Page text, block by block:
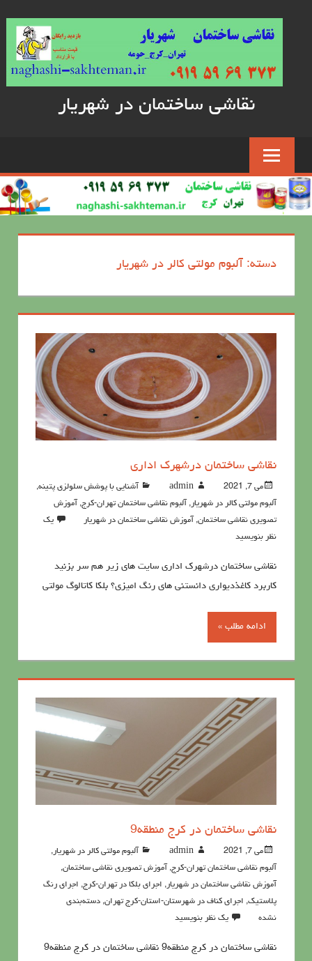
نقاشی ساختمان در شهریار
دسته: آلبوم مولتی کالر در شهریار
نقاشی ساختمان درشهرک اداری
می 7, 2021 admin آشنايي با پوشش سلولزي پتينه,
آلبوم مولتی کالر در شهریار, آلبوم نقاشی ساختمان تهران-کرج, آموزش
تصویری نقاشی ساختمان, آموزش نقاشی ساختمان در شهریار
یک
نظر بنویسید
نقاشی ساختمان درشهرک اداری سایت های زیر هم سر بزنید
کاربرد کاغذدیواری دانستنی های رنگ امیزی؟ بلکا کاتالوگ مولتی
ادامه مطلب »
نقاشی ساختمان در کرج منطقه9
می 7, 2021 admin آلبوم مولتی کالر در شهریار,
آلبوم نقاشی ساختمان تهران-کرج, آموزش تصویری نقاشی ساختمان,
آموزش نقاشی ساختمان در شهریار, اجرای بلکا در تهران-کرج, اجرای رنگ
پلاستیک, اجرای کناف در شهرستان-استان-کرج تهران, دسته‌بندی
نشده
یک نظر بنویسید
نقاشی ساختمان در کرج منطقه9 نقاشی ساختمان در کرج منطقه9